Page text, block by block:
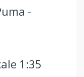
-
1:35